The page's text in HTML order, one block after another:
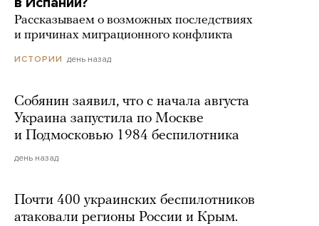
Рассказываем о возможных последствиях
и причинах миграционного конфликта
ИСТОРИИ день назад
Собянин заявил, что с начала августа
Украина запустила по Москве
и Подмосковью 1984 беспилотника
день назад
Почти 400 украинских беспилотников
атаковали регионы России и Крым.